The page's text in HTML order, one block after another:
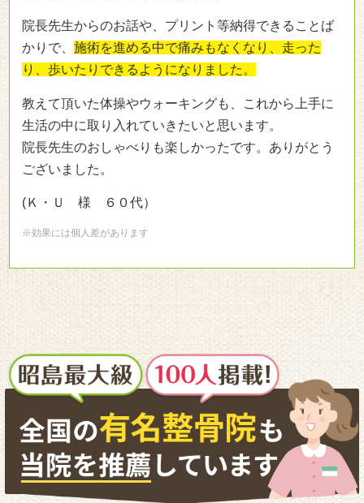
院長先生からのお話や、プリント等納得できることば
かりで、 施術を進める中で痛みもなくなり、走った
り、歩いたりできるようになりました。
教えて頂いた体操やウォーキングも、これから上手に
生活の中に取り入れていきたいと思います。
院長先生のおしゃべりも楽しかったです。ありがとう
ございました。
(Ｋ・Ｕ 様 ６０代）
※効果には個人差があります